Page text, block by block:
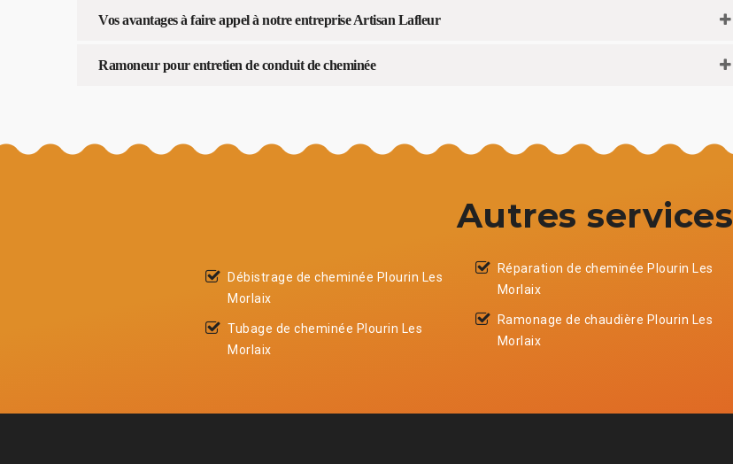
Vos avantages à faire appel à notre entreprise Artisan Lafleur
Ramoneur pour entretien de conduit de cheminée
Autres services
Débistrage de cheminée Plourin Les
Morlaix
Tubage de cheminée Plourin Les
Morlaix
Réparation de cheminée Plourin Les
Morlaix
Ramonage de chaudière Plourin Les
Morlaix